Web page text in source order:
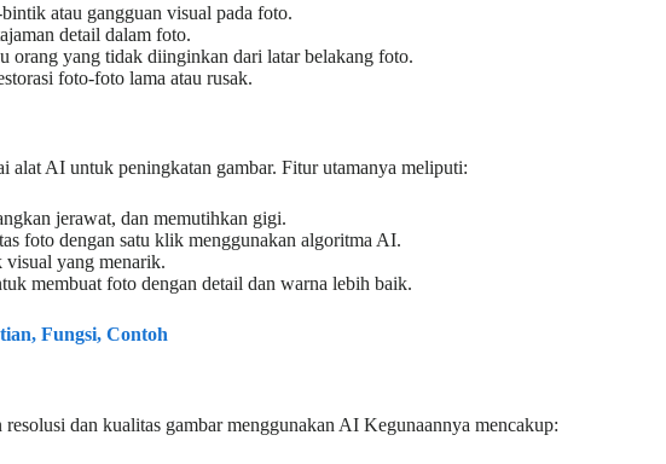
atau gangguan visual pada foto.
detail dalam foto.
orang yang tidak diinginkan dari latar belakang foto.
foto-foto lama atau rusak.
AI untuk peningkatan gambar. Fitur utamanya meliputi:
jerawat, dan memutihkan gigi.
foto dengan satu klik menggunakan algoritma AI.
yang menarik.
membuat foto dengan detail dan warna lebih baik.
Fungsi, Contoh
dan kualitas gambar menggunakan AI Kegunaannya mencakup: